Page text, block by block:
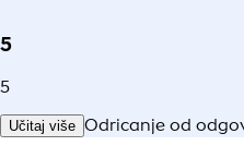
5
5
Učitaj više Odricanje od